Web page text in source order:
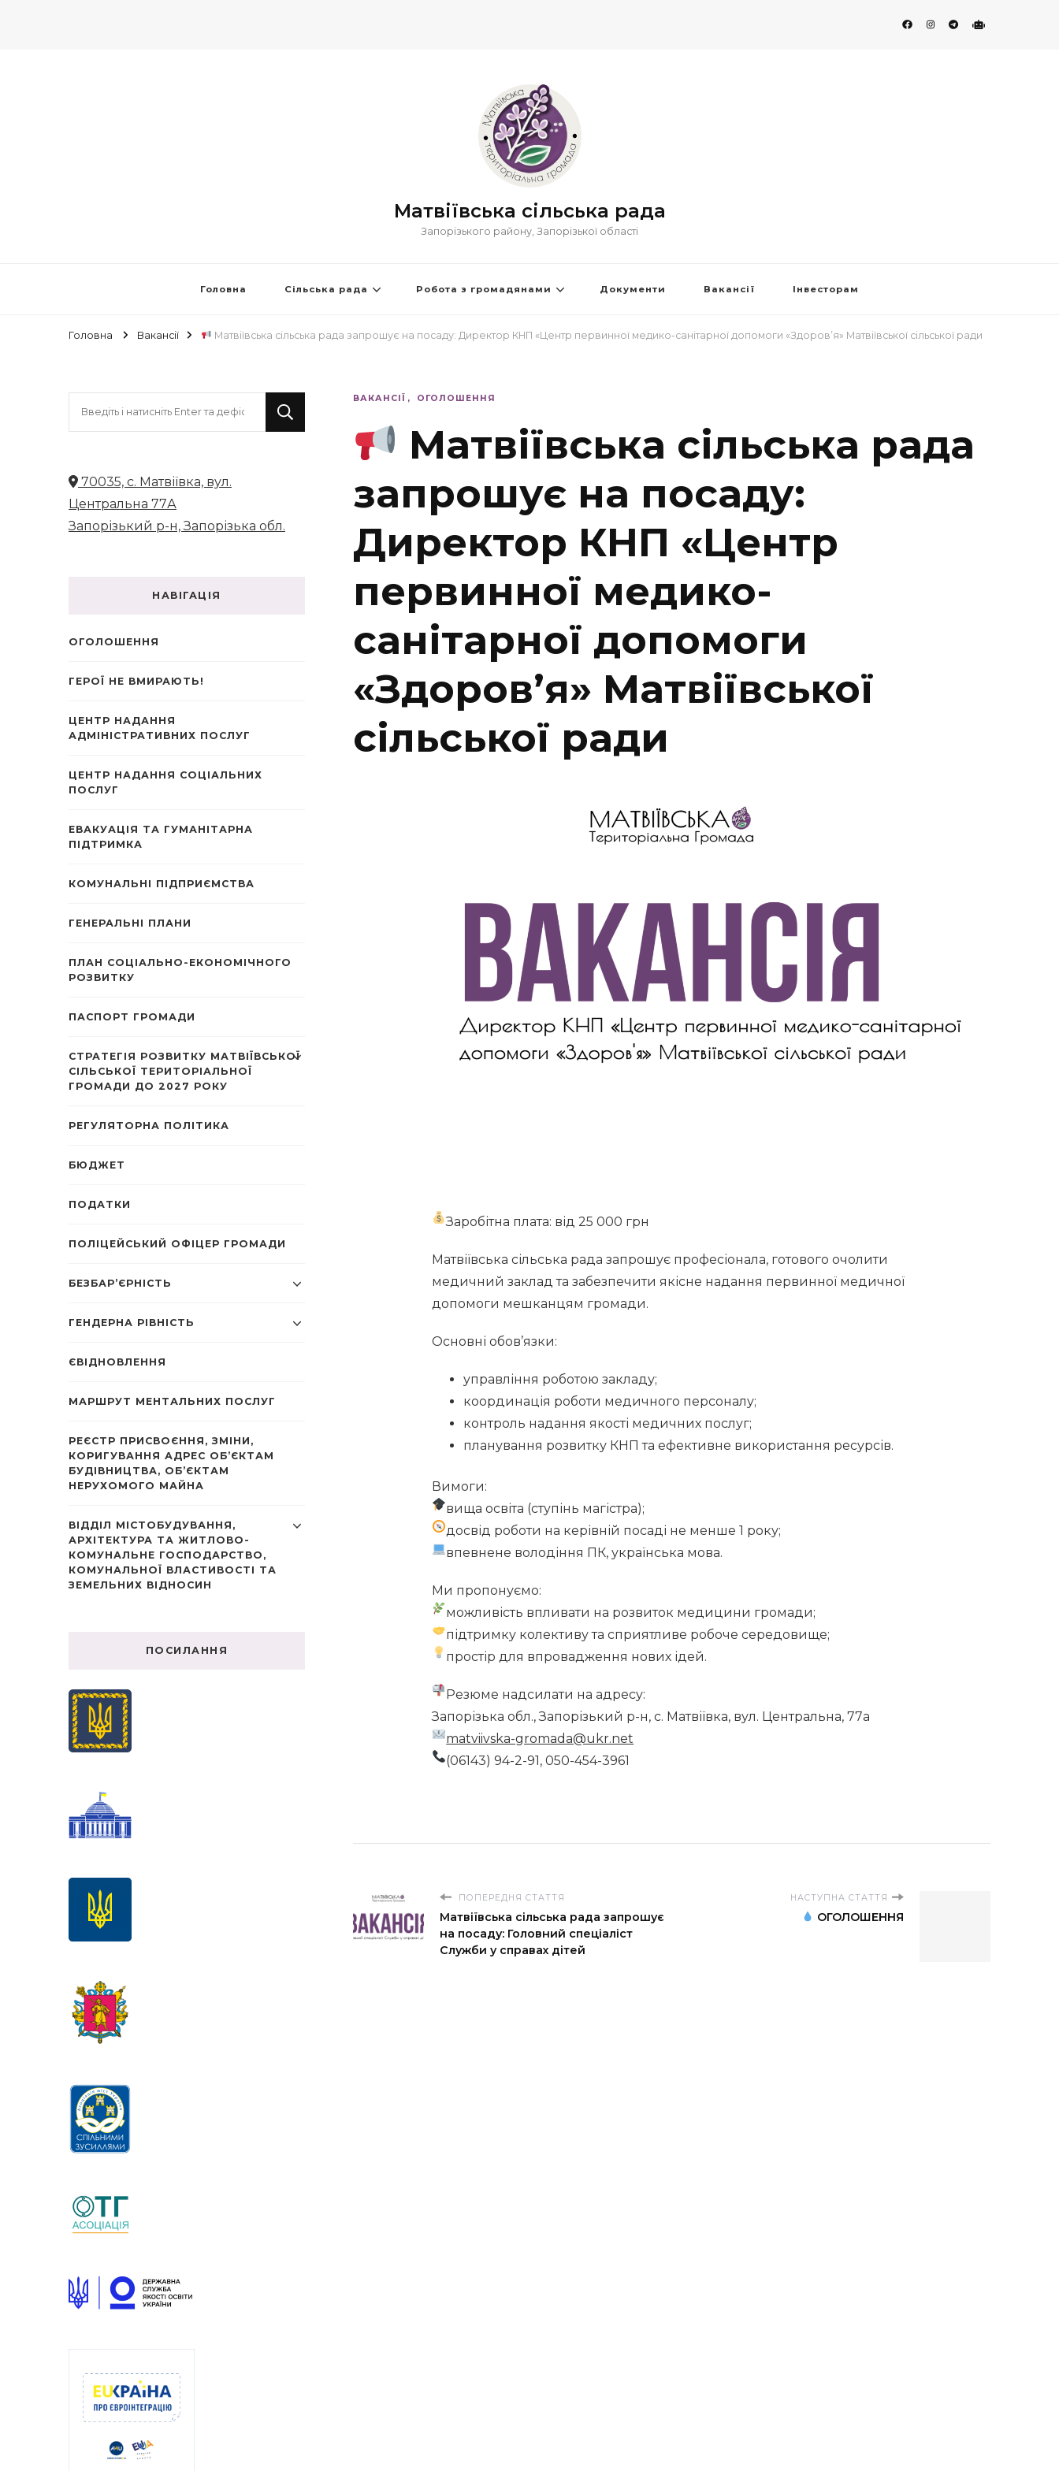
Матвіївська сільська рада
Запорізького району, Запорізької області
Головна Сільська рада Робота з громадянами Документи Вакансії Інвесторам
Головна Вакансії Матвіївська сільська рада запрошує на посаду: Директор КНП «Центр первинної медико-санітарної допомоги «Здоров’я» Матвіївської сільської ради
ВАКАНСІЇ ОГОЛОШЕННЯ
Матвіївська сільська рада
запрошує на посаду:
Директор КНП «Центр
первинної медико-
санітарної допомоги
«Здоров’я» Матвіївської
сільської ради
Заробітна плата: від 25 000 грн
Матвіївська сільська рада запрошує професіонала, готового очолити
медичний заклад та забезпечити якісне надання первинної медичної
допомоги мешканцям громади.
Основні обов’язки:
управління роботою закладу;
координація роботи медичного персоналу;
контроль надання якості медичних послуг;
планування розвитку КНП та ефективне використання ресурсів.
Вимоги:
вища освіта (ступінь магістра);
досвід роботи на керівній посаді не менше 1 року;
впевнене володіння ПК, українська мова.
Ми пропонуємо:
можливість впливати на розвиток медицини громади;
підтримку колективу та сприятливе робоче середовище;
простір для впровадження нових ідей.
Резюме надсилати на адресу:
Запорізька обл., Запорізький р-н, с. Матвіївка, вул. Центральна, 77а
matviivska-gromada@ukr.net
(06143) 94-2-91, 050-454-3961
ПОПЕРЕДНЯ СТАТТЯ
Матвіївська сільська рада запрошує
на посаду: Головний спеціаліст
Служби у справах дітей
НАСТУПНА СТАТТЯ
ОГОЛОШЕННЯ
70035, с. Матвіївка, вул.
Центральна 77А
Запорізький р-н, Запорізька обл.
НАВІГАЦІЯ
ОГОЛОШЕННЯ
ГЕРОЇ НЕ ВМИРАЮТЬ!
ЦЕНТР НАДАННЯ
АДМІНІСТРАТИВНИХ ПОСЛУГ
ЦЕНТР НАДАННЯ СОЦІАЛЬНИХ
ПОСЛУГ
ЕВАКУАЦІЯ ТА ГУМАНІТАРНА
ПІДТРИМКА
КОМУНАЛЬНІ ПІДПРИЄМСТВА
ГЕНЕРАЛЬНІ ПЛАНИ
ПЛАН СОЦІАЛЬНО-ЕКОНОМІЧНОГО
РОЗВИТКУ
ПАСПОРТ ГРОМАДИ
СТРАТЕГІЯ РОЗВИТКУ МАТВІЇВСЬКОЇ
СІЛЬСЬКОЇ ТЕРИТОРІАЛЬНОЇ
ГРОМАДИ ДО 2027 РОКУ
РЕГУЛЯТОРНА ПОЛІТИКА
БЮДЖЕТ
ПОДАТКИ
ПОЛІЦЕЙСЬКИЙ ОФІЦЕР ГРОМАДИ
БЕЗБАР’ЄРНІСТЬ
ГЕНДЕРНА РІВНІСТЬ
ЄВІДНОВЛЕННЯ
МАРШРУТ МЕНТАЛЬНИХ ПОСЛУГ
РЕЄСТР ПРИСВОЄННЯ, ЗМІНИ,
КОРИГУВАННЯ АДРЕС ОБ’ЄКТАМ
БУДІВНИЦТВА, ОБ’ЄКТАМ
НЕРУХОМОГО МАЙНА
ВІДДІЛ МІСТОБУДУВАННЯ,
АРХІТЕКТУРА ТА ЖИТЛОВО-
КОМУНАЛЬНЕ ГОСПОДАРСТВО,
КОМУНАЛЬНОЇ ВЛАСТИВОСТІ ТА
ЗЕМЕЛЬНИХ ВІДНОСИН
ПОСИЛАННЯ